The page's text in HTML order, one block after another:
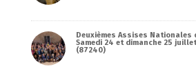
Deuxièmes Assises Nationales
Samedi 24 et dimanche 25 juillet
(87240)